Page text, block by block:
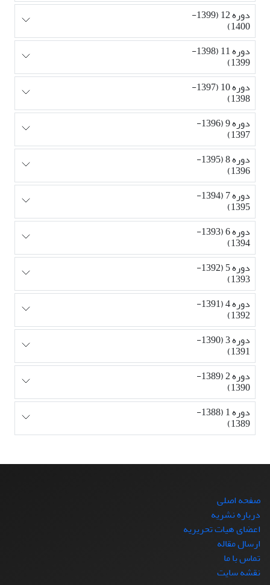
دوره 12 (1399-
1400)
دوره 11 (1398-
1399)
دوره 10 (1397-
1398)
دوره 9 (1396-
1397)
دوره 8 (1395-
1396)
دوره 7 (1394-
1395)
دوره 6 (1393-
1394)
دوره 5 (1392-
1393)
دوره 4 (1391-
1392)
دوره 3 (1390-
1391)
دوره 2 (1389-
1390)
دوره 1 (1388-
1389)
صفحه اصلی
درباره نشریه
اعضای هیات تحریریه
ارسال مقاله
تماس با ما
نقشه سایت